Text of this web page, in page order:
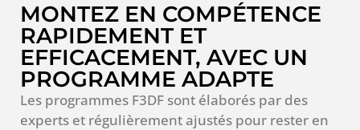
MONTEZ EN COMPÉTENCE
RAPIDEMENT ET
EFFICACEMENT, AVEC UN
PROGRAMME ADAPTE
Les programmes F3DF sont élaborés par des
experts et régulièrement ajustés pour rester en